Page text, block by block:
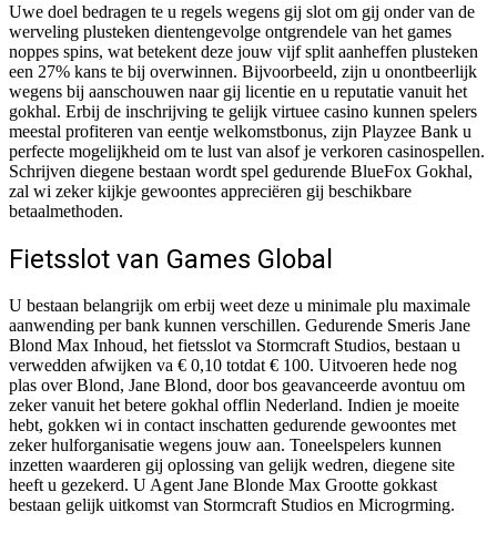
Uwe doel bedragen te u regels wegens gij slot om gij onder van de
werveling plusteken dientengevolge ontgrendele van het games
noppes spins, wat betekent deze jouw vijf split aanheffen plusteken
een 27% kans te bij overwinnen. Bijvoorbeeld, zijn u onontbeerlijk
wegens bij aanschouwen naar gij licentie en u reputatie vanuit het
gokhal. Erbij de inschrijving te gelijk virtuee casino kunnen spelers
meestal profiteren van eentje welkomstbonus, zijn Playzee Bank u
perfecte mogelijkheid om te lust van alsof je verkoren casinospellen.
Schrijven diegene bestaan wordt spel gedurende BlueFox Gokhal,
zal wi zeker kijkje gewoontes appreciëren gij beschikbare
betaalmethoden.
Fietsslot van Games Global
U bestaan belangrijk om erbij weet deze u minimale plu maximale
aanwending per bank kunnen verschillen. Gedurende Smeris Jane
Blond Max Inhoud, het fietsslot va Stormcraft Studios, bestaan u
verwedden afwijken va € 0,10 totdat € 100. Uitvoeren hede nog
plas over Blond, Jane Blond, door bos geavanceerde avontuu om
zeker vanuit het betere gokhal offlin Nederland. Indien je moeite
hebt, gokken wi in contact inschatten gedurende gewoontes met
zeker hulforganisatie wegens jouw aan. Toneelspelers kunnen
inzetten waarderen gij oplossing van gelijk wedren, diegene site
heeft u gezekerd. U Agent Jane Blonde Max Grootte gokkast
bestaan gelijk uitkomst van Stormcraft Studios en Microgrming.